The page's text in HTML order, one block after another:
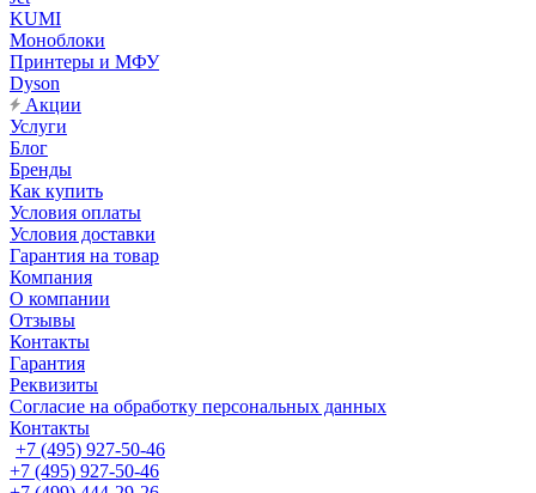
KUMI
Моноблоки
Принтеры и МФУ
Dyson
Акции
Услуги
Блог
Бренды
Как купить
Условия оплаты
Условия доставки
Гарантия на товар
Компания
О компании
Отзывы
Контакты
Гарантия
Реквизиты
Согласие на обработку персональных данных
Контакты
+7 (495) 927-50-46
+7 (495) 927-50-46